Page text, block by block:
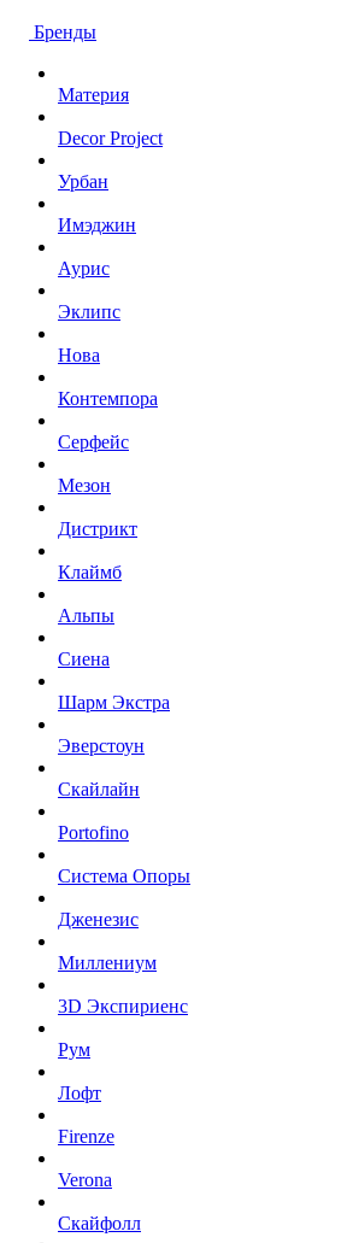
Бренды
Материя
Decor Project
Урбан
Имэджин
Аурис
Эклипс
Нова
Контемпора
Серфейс
Мезон
Дистрикт
Клаймб
Альпы
Сиена
Шарм Экстра
Эверстоун
Скайлайн
Portofino
Система Опоры
Дженезис
Миллениум
3D Экспириенс
Рум
Лофт
Firenze
Verona
Скайфолл